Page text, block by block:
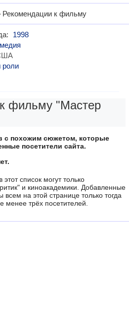
Рекомендации к фильму
1998
роли
фильму "Мастер
с похожим сюжетом, которые
посетители сайта.
этот список могут только
и киноакадемики. Добавленные
на этой странице только тогда
менее трёх посетителей.